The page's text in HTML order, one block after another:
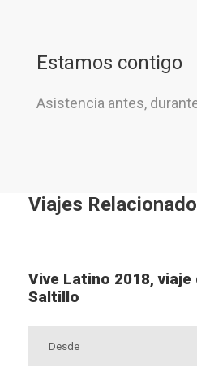
Estamos contigo
Asistencia antes,
Viajes
Vive Latino 2018,
Saltillo
Desde